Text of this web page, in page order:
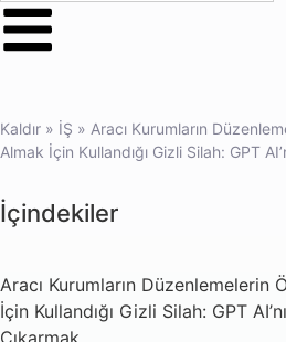
Kaldır » İŞ » Aracı Kurumların
Almak İçin Kullandığı Gizli Silah: GPT
İçindekiler
Aracı Kurumların Düzenlemelerin
İçin Kullandığı Gizli Silah: GPT
Çıkarmak